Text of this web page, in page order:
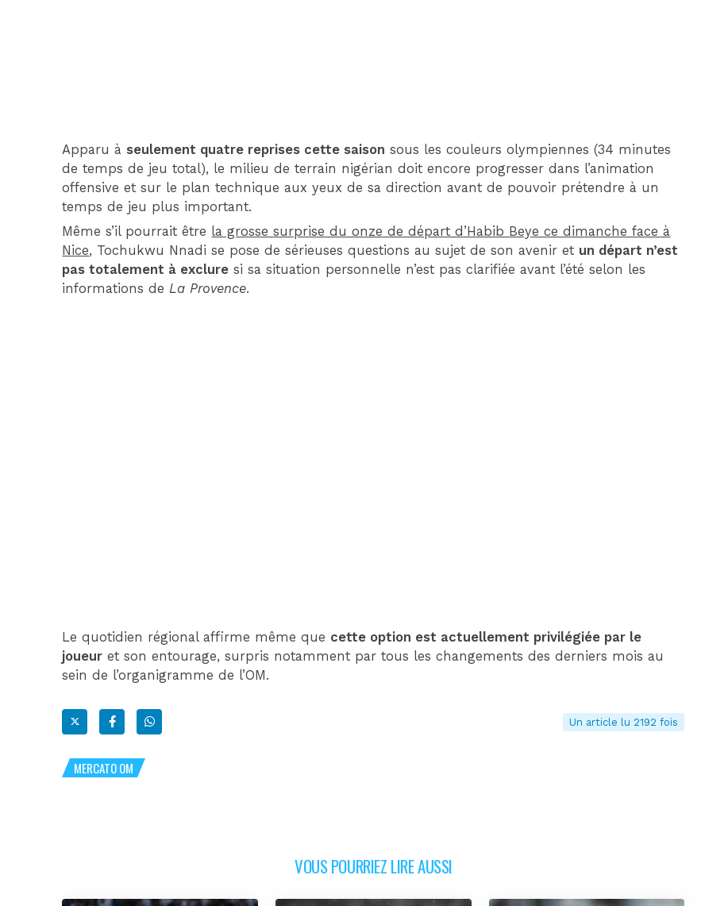
Apparu à seulement quatre reprises cette saison sous les couleurs olympiennes (34 minutes
de temps de jeu total), le milieu de terrain nigérian doit encore progresser dans l’animation
offensive et sur le plan technique aux yeux de sa direction avant de pouvoir prétendre à un
temps de jeu plus important.
Même s’il pourrait être la grosse surprise du onze de départ d’Habib Beye ce dimanche face à
Nice, Tochukwu Nnadi se pose de sérieuses questions au sujet de son avenir et un départ n’est
pas totalement à exclure si sa situation personnelle n’est pas clarifiée avant l’été selon les
informations de La Provence.
Le quotidien régional affirme même que cette option est actuellement privilégiée par le
joueur et son entourage, surpris notamment par tous les changements des derniers mois au
sein de l’organigramme de l’OM.
Un article lu 2192 fois
MERCATO OM
VOUS POURRIEZ LIRE AUSSI